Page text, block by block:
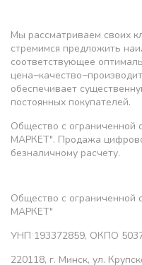
Мы рассматриваем своих
стремимся предложить
соответствующее
обеспечивает
постоянных покупателей.
Общество с
МАРКЕТ". Продажа
безналичному расчету.
Общество с
МАРКЕТ"
УНП 193372859, ОКПО
220118, г. Минск, ул.